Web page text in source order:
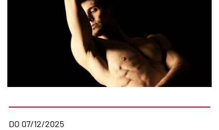
DO 07/12/2025